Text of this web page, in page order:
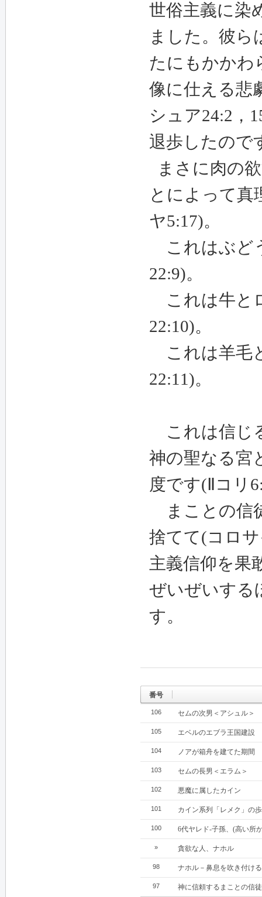
世俗主義に染
ました。彼ら
たにもかかわ
像に仕える悲
シュア24:2 ，
退歩したので
まさに肉の
とによって真
ヤ5:17)。
これはぶど
22:9)。
これは牛と
22:10)。
これは羊毛
22:11)。
これは信じ
神の聖なる宮
度です(Ⅱコリ
まことの信
捨てて(コロ
主義信仰を果
ぜいぜいする
す。
番号
106 セムの次男＜アシュル＞
105 エベルのエブラ王国建設
104 ノアが箱舟を建てた期間
103 セムの長男＜エラム＞
102 悪魔に属したカイン
101 カイン系列「レメク」
100 6代ヤレド‐子孫、(高い所
» 貪欲な人、ナホル
98 ナホル－鼻息を吹き付ける
97 神に信頼するまことの信徒